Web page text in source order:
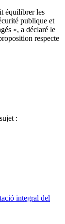
équilibrer les
publique et
», a déclaré le
respecte
:
integral del